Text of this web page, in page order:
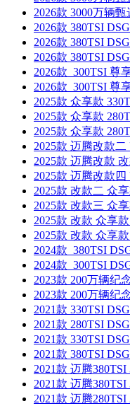
2026款 3000万辆
2026款 380TSI
2026款 380TSI
2026款 380TSI
2026款 300TSI 尊
2026款 300TSI 尊
2025款 众享款
2025款 众享款
2025款 众享款
2025款 迈腾改款
2025款 迈腾改款
2025款 迈腾改款
2025款 改款二 众
2025款 改款三 众
2025款 改款 众享
2025款 改款 众享
2024款 380TSI
2024款 300TSI
2023款 200万辆纪
2023款 200万辆纪
2021款 330TSI
2021款 280TSI
2021款 330TSI
2021款 380TSI
2021款 迈腾
2021款 迈腾
2021款 迈腾